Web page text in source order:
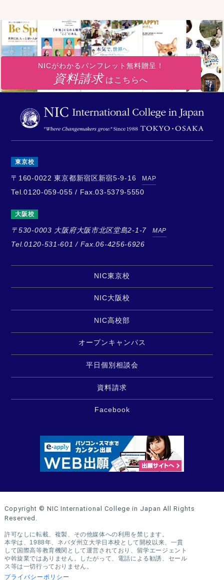
NICがわかるパンフレット無料贈呈！
資料請求 はこちらへ
東京校
〒160-0022 東京都新宿区新宿5-9-16 MAP
Tel.0120-059-055 / Fax.03-5379-5550
大阪校
〒530-0003 大阪府大阪市北区堂島2-1-7 MAP
Tel.0120-531-601 / Fax.06-4256-6926
NIC東京校
NIC大阪校
NIC高校部
オープンキャンパス
平日個別相談会
資料請求
Facebook
Copyright © NIC International College in Japan All Rights
Reserved.
許可なしに転載、複製、その他媒体への利用を禁じます。
本学は、1988年、ネバダ州立大学日本校として開校以来、一貫
して国際高等教育機関として運営されており、留学エージェント
や斡旋業ではありません。したがって、電話による勧誘、セール
ス等は一切行っておりません。
プライバシーポリシー